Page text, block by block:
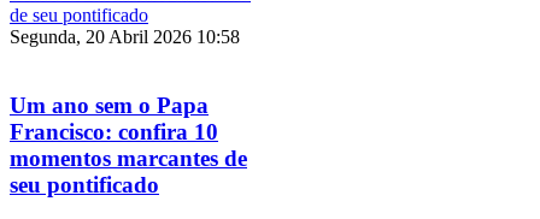
Segunda, 20 Abril 2026 10:58
Um ano sem o Papa
Francisco: confira 10
momentos marcantes de
seu pontificado